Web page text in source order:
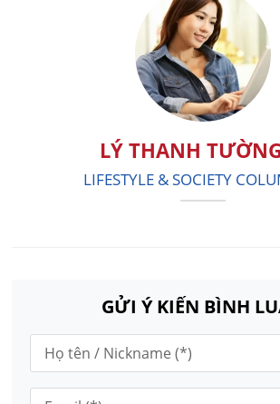
LÝ THANH
LIFESTYLE & SOCIETY
GỬI Ý KIẾN BÌNH